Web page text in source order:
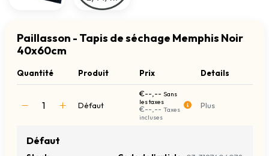
Paillasson - Tapis de séchage Memphis Noir
40x60cm
Quantité Produit Prix Details
Défaut
€--,-- Sans
les taxes
€--,-- Taxes
incluses
Plus
Défaut